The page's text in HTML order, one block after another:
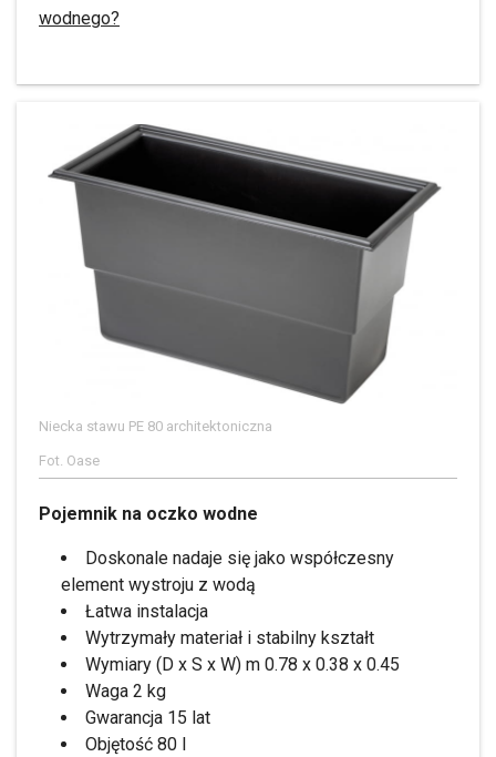
wodnego?
Niecka stawu PE 80 architektoniczna
Fot. Oase
Pojemnik na oczko wodne
Doskonale nadaje się jako współczesny
element wystroju z wodą
Łatwa instalacja
Wytrzymały materiał i stabilny kształt
Wymiary (D x S x W) m 0.78 x 0.38 x 0.45
Waga 2 kg
Gwarancja 15 lat
Objętość 80 l